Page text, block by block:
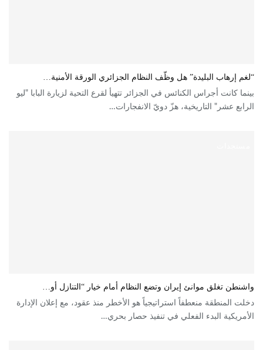
“لغم إرهاب البليدة” هل وظّف النظام الجزائري الورقة الأمنية…
بينما كانت أجراس الكنائس في الجزائر تتهيأ لقرع التحية لزيارة البابا "ليو
الرابع عشر" التاريخية، هزّ دويّ الانفجارات…
واشنطن تغلق موانئ إيران وتضع النظام أمام خيار “التنازل أو…
دخلت المنطقة منعطفاً استراتيجياً هو الأخطر منذ عقود، مع إعلان الإدارة
الأمريكية البدء الفعلي في تنفيذ حصار بحري…